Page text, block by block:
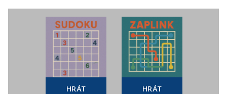
HRÁT HRÁT